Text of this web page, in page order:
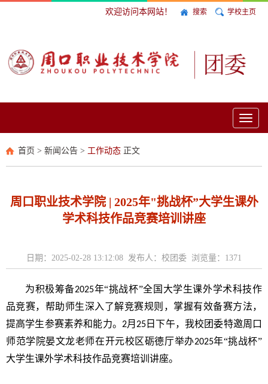
欢迎访问本网站！ 搜索 学校主页
Toggle
首页 > 新闻公告 > 工作动态 正文
周口职业技术学院 | 2025年"挑战杯”大学生课外
学术科技作品竞赛培训讲座
日期：2025-02-28 13:12:08 发布人：校团委 浏览量： 1371
为积极筹备2025年“挑战杯”全国大学生课外学术科技作
品竞赛，帮助师生深入了解竞赛规则，掌握有效备赛方法，
提高学生参赛素养和能力。 2月 25 日下午，我校团委特邀周口
师范学院晏文龙老师在开元校区砺德厅举办2025年“挑战杯”
大学生课外学术科技作品竞赛培训讲座。